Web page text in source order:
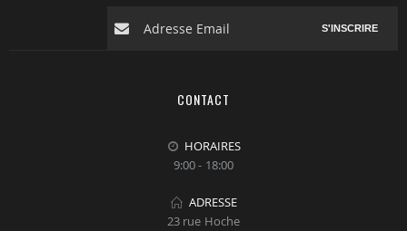
S'INSCRIRE
CONTACT
HORAIRES
9:00 - 18:00
ADRESSE
23 rue Hoche